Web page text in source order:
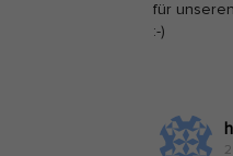
für
:-)